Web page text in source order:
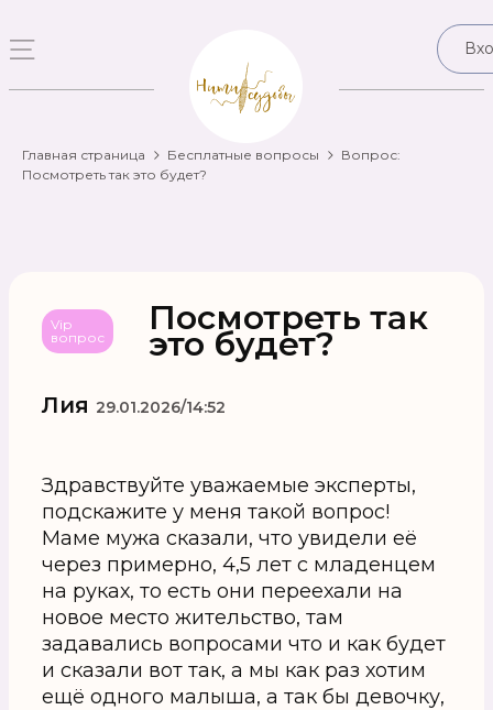
Главная страница Бесплатные вопросы
Вопрос:
Посмотреть так это будет?
Vip
вопрос
Посмотреть так
это будет?
Лия 29.01.2026/14:52
Здравствуйте уважаемые эксперты,
подскажите у меня такой вопрос!
Маме мужа сказали, что увидели её
через примерно, 4,5 лет с младенцем
на руках, то есть они переехали на
новое место жительство, там
задавались вопросами что и как будет
и сказали вот так, а мы как раз хотим
ещё одного малыша, а так бы девочку,